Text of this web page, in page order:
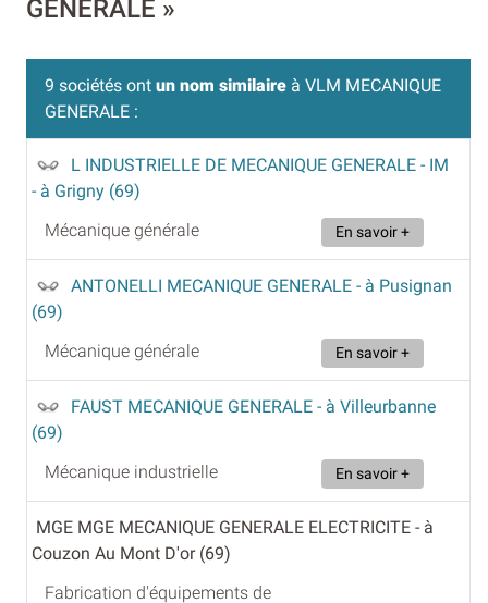
GENERALE »
9 sociétés ont un nom similaire à VLM MECANIQUE
GENERALE :
L INDUSTRIELLE DE MECANIQUE GENERALE - IM
- à Grigny (69)
Mécanique générale
En savoir +
ANTONELLI MECANIQUE GENERALE - à Pusignan
(69)
Mécanique générale
En savoir +
FAUST MECANIQUE GENERALE - à Villeurbanne
(69)
Mécanique industrielle
En savoir +
MGE MGE MECANIQUE GENERALE ELECTRICITE - à
Couzon Au Mont D'or (69)
Fabrication d'équipements de